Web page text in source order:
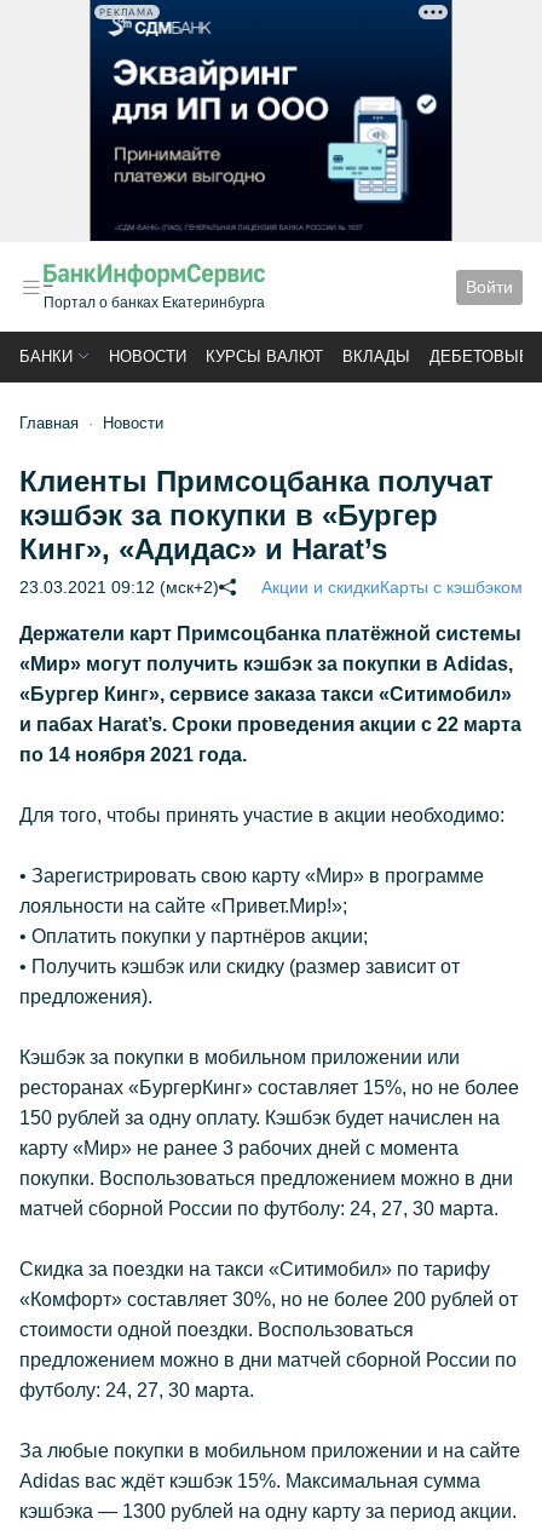
РЕКЛАМА
Портал о банках Екатеринбурга
Войти
БАНКИ НОВОСТИ КУРСЫ ВАЛЮТ ВКЛАДЫ ДЕБЕТОВЫЕ
Главная Новости
Клиенты Примсоцбанка получат
кэшбэк за покупки в «Бургер
Кинг», «Адидас» и Harat’s
23.03.2021 09:12 (мск+2) Акции и скидкиКарты с кэшбэком
Держатели карт Примсоцбанка платёжной системы
«Мир» могут получить кэшбэк за покупки в Adidas,
«Бургер Кинг», сервисе заказа такси «Ситимобил»
и пабах Harat’s. Сроки проведения акции с 22 марта
по 14 ноября 2021 года.
Для того, чтобы принять участие в акции необходимо:
• Зарегистрировать свою карту «Мир» в программе
лояльности на сайте «Привет.Мир!»;
• Оплатить покупки у партнёров акции;
• Получить кэшбэк или скидку (размер зависит от
предложения).
Кэшбэк за покупки в мобильном приложении или
ресторанах «БургерКинг» составляет 15%, но не более
150 рублей за одну оплату. Кэшбэк будет начислен на
карту «Мир» не ранее 3 рабочих дней с момента
покупки. Воспользоваться предложением можно в дни
матчей сборной России по футболу: 24, 27, 30 марта.
Скидка за поездки на такси «Ситимобил» по тарифу
«Комфорт» составляет 30%, но не более 200 рублей от
стоимости одной поездки. Воспользоваться
предложением можно в дни матчей сборной России по
футболу: 24, 27, 30 марта.
За любые покупки в мобильном приложении и на сайте
Adidas вас ждёт кэшбэк 15%. Максимальная сумма
кэшбэка — 1300 рублей на одну карту за период акции.